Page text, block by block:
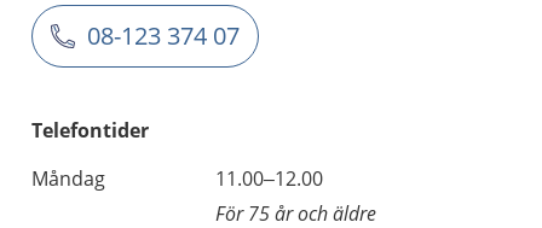
08-123 374 07
Telefontider
Måndag
11.00–12.00
För 75 år och äldre